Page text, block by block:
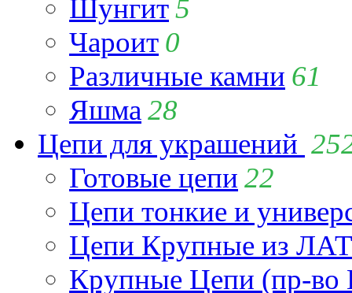
Шунгит5
Чароит 0
Различные камни 61
Яшма 28
Цепи для украшений
Готовые цепи 22
Цепи тонкие и
Цепи Крупные из
Крупные Цепи (пр-во